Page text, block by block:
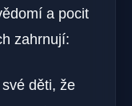
a pocit
zahrnují:
děti, že